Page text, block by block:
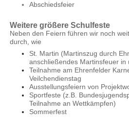
Abschiedsfeier
Weitere größere Schulfeste
Neben den Feiern führen wir noch
durch, wie
St. Martin (Martinszug durch
anschließendes Martinsfeuer in
Teilnahme am Ehrenfelder
Veilchendienstag
Ausstellungsfeiern von
Sportfeste (z.B.
Teilnahme an Wettkämpfen)
Sommerfest